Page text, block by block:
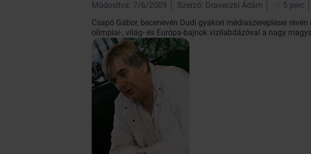
Módosítva: 7/6/2009 Szerző: Draveczki Ádám 5 perc
Csapó Gábor, becenevén Dudi gyakori médiaszereplései
olimpiai-, világ- és Európa-bajnok vízilabdázóval a nagy